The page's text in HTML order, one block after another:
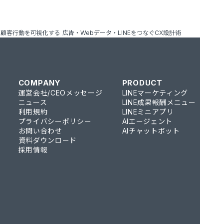
顧客行動を可視化する 広告・Webデータ・LINEをつなぐCX設計術
COMPANY
運営会社/CEOメッセージ
ニュース
利用規約
プライバシーポリシー
お問い合わせ
資料ダウンロード
採用情報
PRODUCT
LINEマーケティング
LINE成果報酬メニュー
LINEミニアプリ
AIエージェント
AIチャットボット